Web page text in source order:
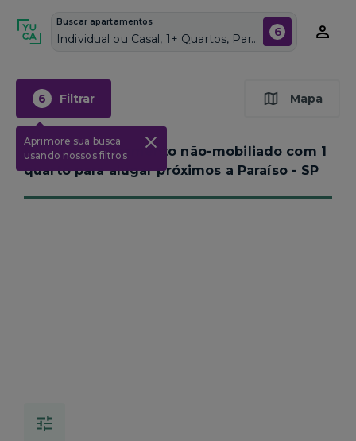
Buscar apartamentos
Individual ou Casal, 1+ Quartos, Paraíso, Vagas de garagem: Sim, Não mobiliado, Piscina 6
6 Filtrar
Aprimore sua busca
usando nossos filtros
Mapa
Nenhum apartamento não-mobiliado com 1
quarto para alugar próximos a Paraíso - SP